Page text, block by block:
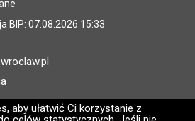
aby ułatwić Ci korzystanie z
BIP: 07.08.2026 15:33